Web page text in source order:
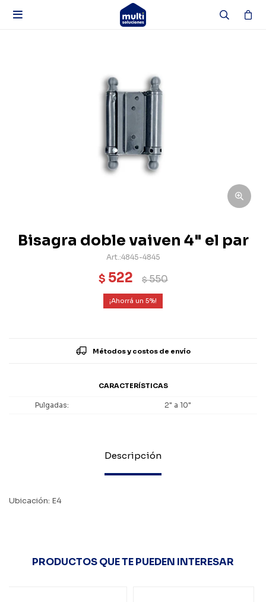

Bisagra doble vaiven 4" el par
4845-4845
$ 522 $550
5
Métodos y costos de envío
CARACTERÍSTICAS
Pulgadas 2" a 10"
Descripción
Ubicación: E4
PRODUCTOS QUE TE PUEDEN INTERESAR